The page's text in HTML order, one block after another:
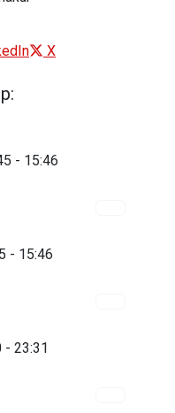
X
- 15:46
- 15:46
- 23:31